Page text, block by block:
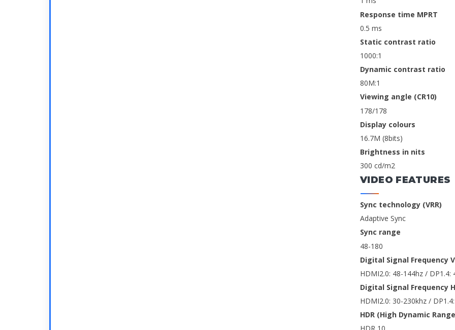
Response time MPRT
0.5 ms
Static contrast ratio
1000:1
Dynamic contrast ratio
80M:1
Viewing angle (CR10)
178/178
Display colours
16.7M (8bits)
Brightness in nits
300 cd/m2
VIDEO FEATURES
Sync technology (VRR)
Adaptive Sync
Sync range
48-180
Digital Signal Frequency
HDMI2.0: 48-144hz / DP1.4:
Digital Signal Frequency
HDMI2.0: 30-230khz /
HDR (High Dynamic